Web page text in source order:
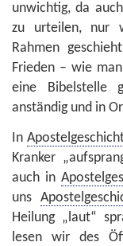
unwichtig, da
zu urteilen, nur
Rahmen
Frieden – wie
eine Bibelstelle
anständig und in
In
Kranker
auch in
uns
Heilung „laut“
lesen wir des